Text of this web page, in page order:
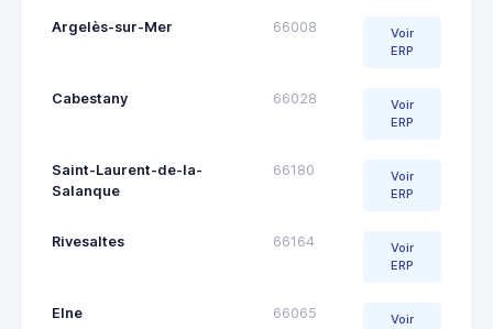
Argelès-sur-Mer 66008
Voir
ERP
Cabestany 66028
Voir
ERP
Saint-Laurent-de-la-
Salanque
66180
Voir
ERP
Rivesaltes 66164
Voir
ERP
Elne 66065 Voir